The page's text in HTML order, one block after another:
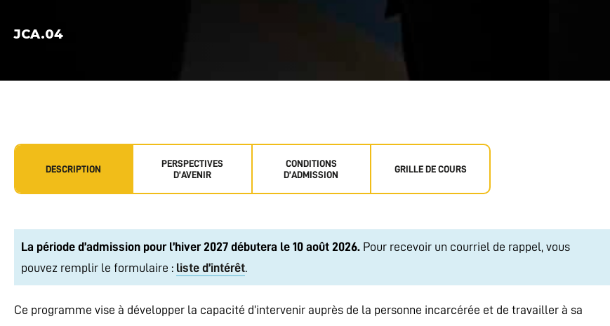
JCA.04
DESCRIPTION
PERSPECTIVES
D’AVENIR
CONDITIONS
D’ADMISSION
GRILLE DE COURS
La période d’admission pour l’hiver 2027 débutera le 10 août 2026. Pour recevoir un courriel de rappel, vous
pouvez remplir le formulaire : liste d’intérêt.
Ce programme vise à développer la capacité d’intervenir auprès de la personne incarcérée et de travailler à sa